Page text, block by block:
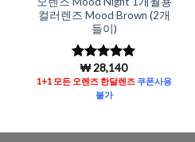
컬러렌즈 Mood Brown (2개
들이)
5 중에서
로 평가됨
₩28,140
1+1 모든 오렌즈 한달렌즈쿠폰사용
불가